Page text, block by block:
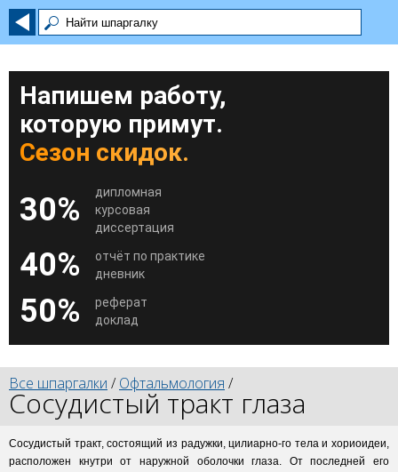
Напишем работу,
которую примут.
Сезон скидок.
30%
дипломная
курсовая
диссертация
40%
отчёт по практике
дневник
50%
реферат
доклад
Все шпаргалки / Офтальмология /
Сосудистый тракт глаза
Сосудистый тракт, состоящий из радужки, цилиарно-го тела и хориоидеи,
расположен кнутри от наружной оболочки глаза. От последней его